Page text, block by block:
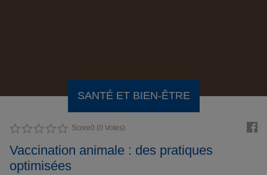
SANTÉ ET BIEN-ÊTRE
Score0 (0 Votes)
Vaccination animale : des pratiques
optimisées